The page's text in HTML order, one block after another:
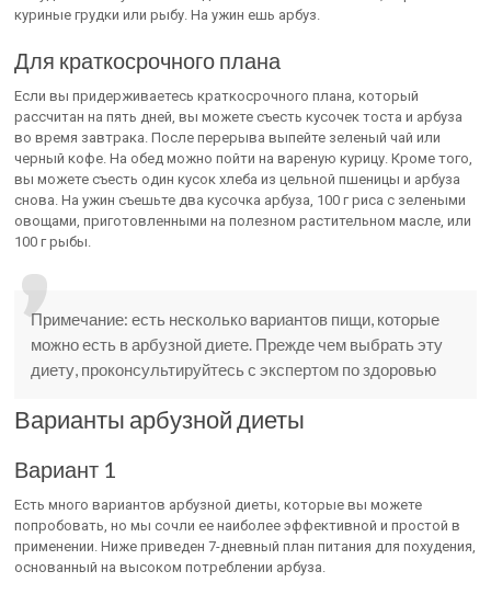
куриные грудки или рыбу. На ужин ешь арбуз.
Для краткосрочного плана
Если вы придерживаетесь краткосрочного плана, который
рассчитан на пять дней, вы можете съесть кусочек тоста и арбуза
во время завтрака. После перерыва выпейте зеленый чай или
черный кофе. На обед можно пойти на вареную курицу. Кроме того,
вы можете съесть один кусок хлеба из цельной пшеницы и арбуза
снова. На ужин съешьте два кусочка арбуза, 100 г риса с зелеными
овощами, приготовленными на полезном растительном масле, или
100 г рыбы.
Примечание: есть несколько вариантов пищи, которые
можно есть в арбузной диете. Прежде чем выбрать эту
диету, проконсультируйтесь с экспертом по здоровью
Варианты арбузной диеты
Вариант 1
Есть много вариантов арбузной диеты, которые вы можете
попробовать, но мы сочли ее наиболее эффективной и простой в
применении. Ниже приведен 7-дневный план питания для похудения,
основанный на высоком потреблении арбуза.